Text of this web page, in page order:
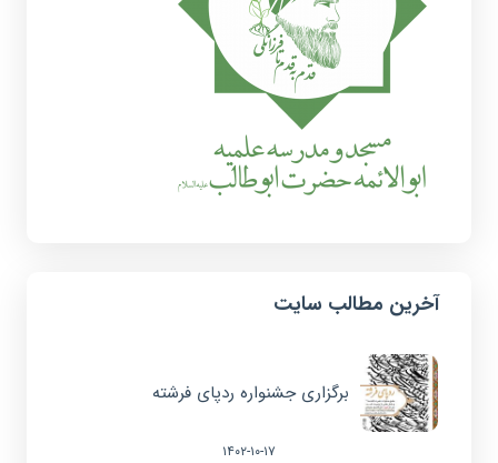
آخرین مطالب سایت
برگزاری جشنواره ردپای فرشته
۱۴۰۲-۱۰-۱۷